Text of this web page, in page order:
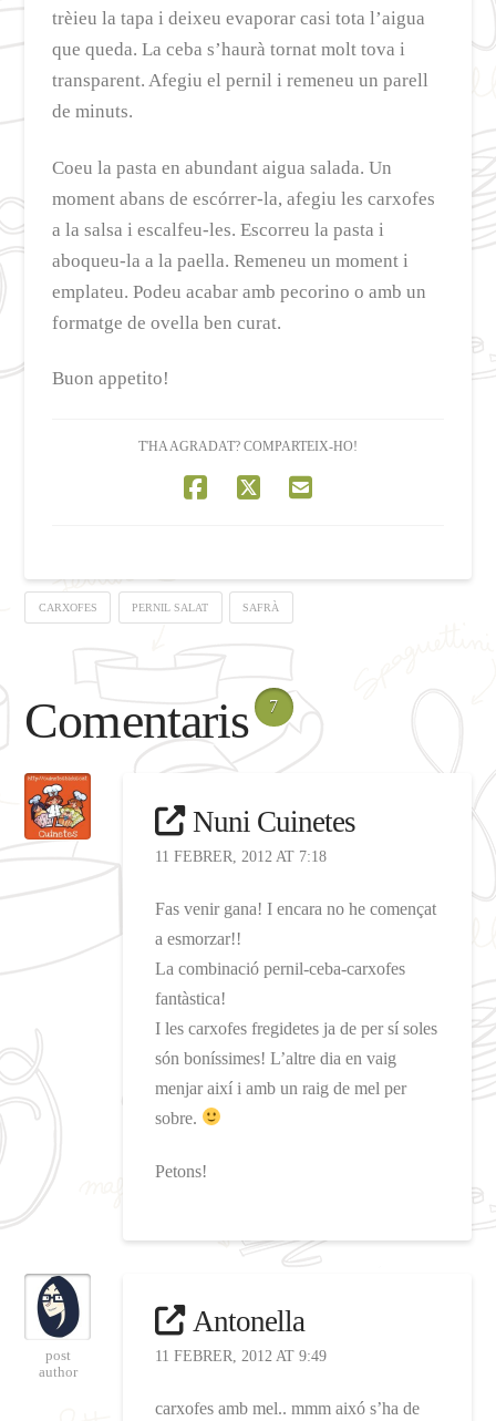
trèieu la tapa i deixeu evaporar casi tota l’aigua
que queda. La ceba s’haurà tornat molt tova i
transparent. Afegiu el pernil i remeneu un parell
de minuts.
Coeu la pasta en abundant aigua salada. Un
moment abans de escórrer-la, afegiu les carxofes
a la salsa i escalfeu-les. Escorreu la pasta i
aboqueu-la a la paella. Remeneu un moment i
emplateu. Podeu acabar amb pecorino o amb un
formatge de ovella ben curat.
Buon appetito!
T'HA AGRADAT? COMPARTEIX-HO!
CARXOFES PERNIL SALAT SAFRÀ
Comentaris 7
Nuni Cuinetes
11 FEBRER, 2012 AT 7:18
Fas venir gana! I encara no he començat
a esmorzar!!
La combinació pernil-ceba-carxofes
fantàstica!
I les carxofes fregidetes ja de per sí soles
són boníssimes! L’altre dia en vaig
menjar així i amb un raig de mel per
sobre.
Petons!
post
author
Antonella
11 FEBRER, 2012 AT 9:49
carxofes amb mel.. mmm aixó s’ha de